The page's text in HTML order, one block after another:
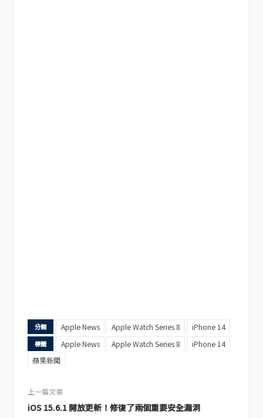
分類 Apple News Apple Watch Series 8 iPhone 14
標籤 Apple News Apple Watch Series 8
iPhone 14
蘋果新聞
上一篇文章
iOS 15.6.1 開放更新！修復了兩個重要安全漏洞